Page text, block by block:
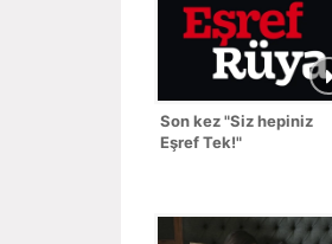
Son kez "Siz hepiniz
Eşref Tek!"